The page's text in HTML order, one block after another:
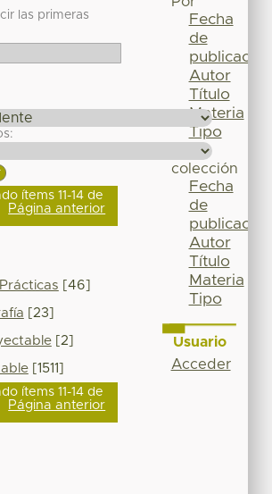
las primeras
ítems 11-14 de
Página anterior
[46]
[23]
[2]
[1511]
ítems 11-14 de
Página anterior
Fecha
de
publicación
Autor
Título
Materia
Tipo
colección
Fecha
de
publicación
Autor
Título
Materia
Tipo
Usuario
Acceder